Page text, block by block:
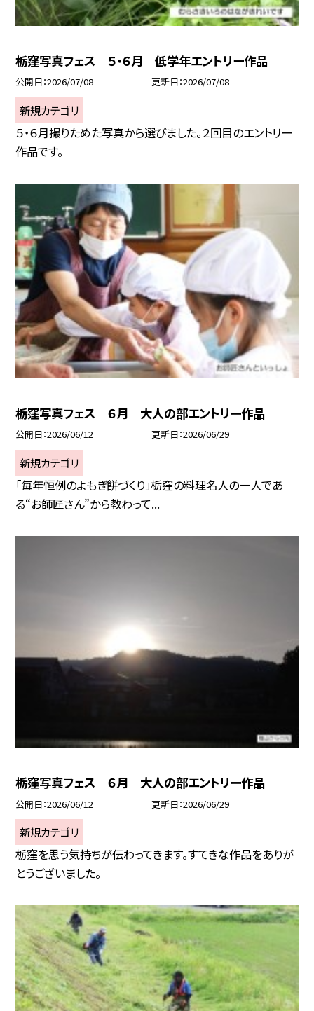
栃窪写真フェス ５・６月 低学年エントリー作品
公開日 2026/07/08 更新日 2026/07/08
新規カテゴリ
５・６月撮りためた写真から選びました。２回目のエントリー
作品です。
栃窪写真フェス ６月 大人の部エントリー作品
公開日 2026/06/12 更新日 2026/06/29
新規カテゴリ
「毎年恒例のよもぎ餅づくり」栃窪の料理名人の一人であ
る“お師匠さん”から教わって...
栃窪写真フェス ６月 大人の部エントリー作品
公開日 2026/06/12 更新日 2026/06/29
新規カテゴリ
栃窪を思う気持ちが伝わってきます。すてきな作品をありが
とうございました。